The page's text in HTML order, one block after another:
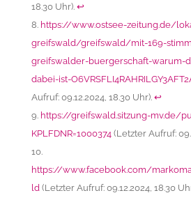
18.30 Uhr). ↩︎
https://www.ostsee-zeitung.de/
greifswald/greifswald/mit-169-
greifswalder-buergerschaft-warum-
dabei-ist-
Aufruf: 09.12.2024, 18.30 Uhr). ↩︎
https://greifswald.sitzung-mv.de/
KPLFDNR=1000374(Letzter Aufruf:
https://www.facebook.com/
ld(Letzter Aufruf: 09.12.2024, 18.30